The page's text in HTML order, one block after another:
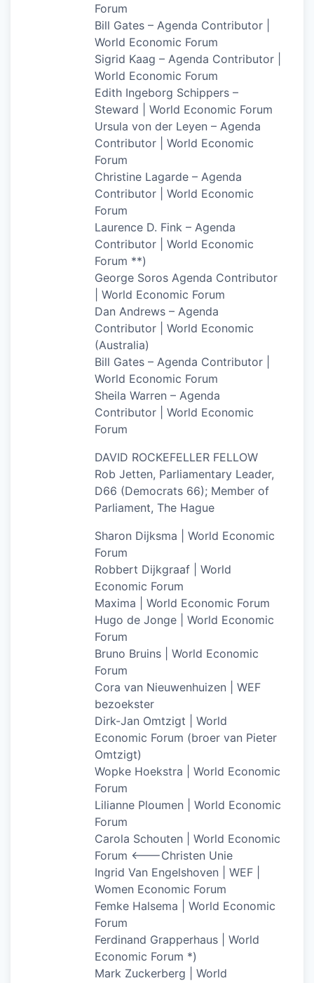
Forum
Bill Gates – Agenda Contributor |
World Economic Forum
Sigrid Kaag – Agenda Contributor |
World Economic Forum
Edith Ingeborg Schippers –
Steward | World Economic Forum
Ursula von der Leyen – Agenda
Contributor | World Economic
Forum
Christine Lagarde – Agenda
Contributor | World Economic
Forum
Laurence D. Fink – Agenda
Contributor | World Economic
Forum **)
George Soros Agenda Contributor
| World Economic Forum
Dan Andrews – Agenda
Contributor | World Economic
(Australia)
Bill Gates – Agenda Contributor |
World Economic Forum
Sheila Warren – Agenda
Contributor | World Economic
Forum
DAVID ROCKEFELLER FELLOW
Rob Jetten, Parliamentary Leader,
D66 (Democrats 66); Member of
Parliament, The Hague
Sharon Dijksma | World Economic
Forum
Robbert Dijkgraaf | World
Economic Forum
Maxima | World Economic Forum
Hugo de Jonge | World Economic
Forum
Bruno Bruins | World Economic
Forum
Cora van Nieuwenhuizen | WEF
bezoekster
Dirk-Jan Omtzigt | World
Economic Forum (broer van Pieter
Omtzigt)
Wopke Hoekstra | World Economic
Forum
Lilianne Ploumen | World Economic
Forum
Carola Schouten | World Economic
Forum <——-Christen Unie
Ingrid Van Engelshoven | WEF |
Women Economic Forum
Femke Halsema | World Economic
Forum
Ferdinand Grapperhaus | World
Economic Forum *)
Mark Zuckerberg | World